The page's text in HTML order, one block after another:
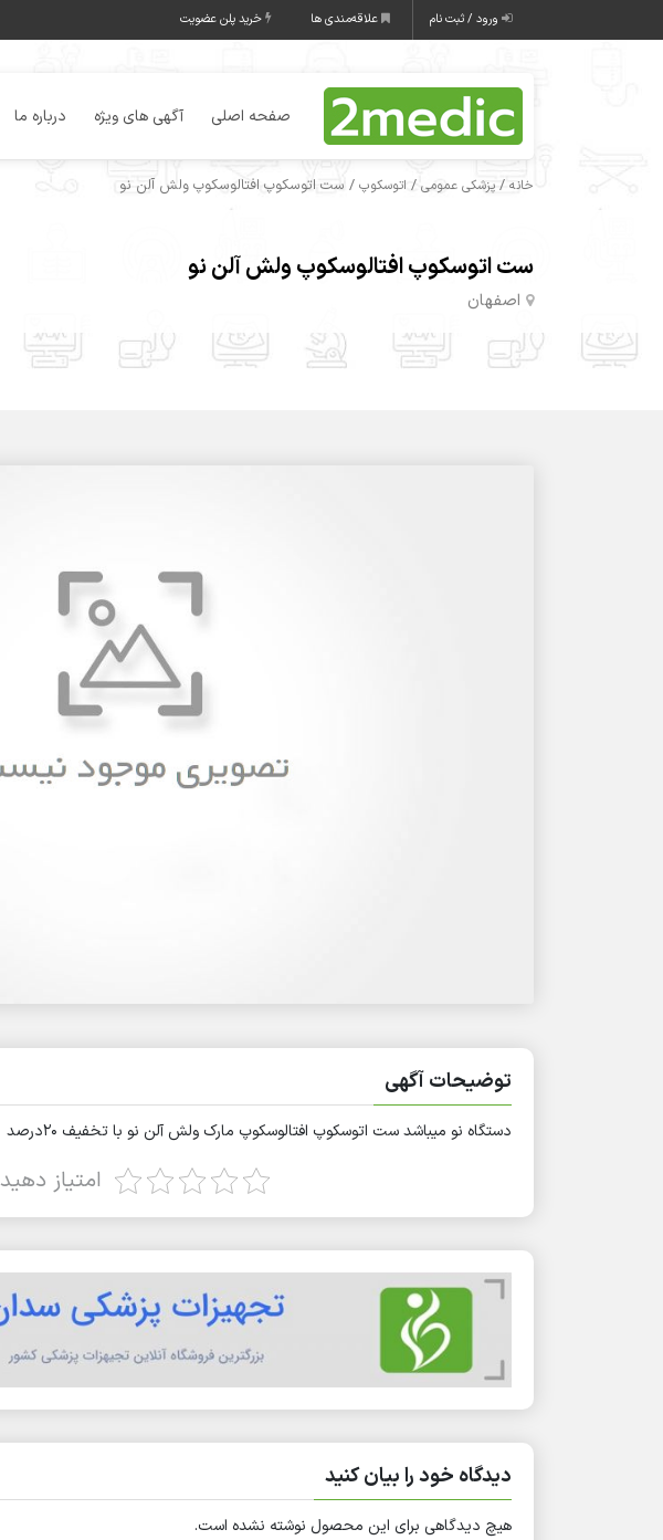
ورود / ثبت نام علاقه‌مندی ها خرید پلن عضویت
صفحه اصلی آگهی های ویژه درباره ما
خانه / پزشکی عمومی / اتوسکوپ / ست اتوسکوپ افتالوسکوپ ولش آلن نو
ست اتوسکوپ افتالوسکوپ ولش آلن نو
اصفهان
توضیحات آگهی
دستگاه نو میباشد ست اتوسکوپ افتالوسکوپ مارک ولش آلن نو با تخفیف ۲۰درصد
امتیاز دهید
دیدگاه خود را بیان کنید
هیچ دیدگاهی برای این محصول نوشته نشده است.